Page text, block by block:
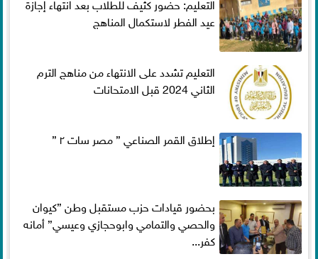
عيد الفطر لاستكمال المناهج
التعليم تشدد على الانتهاء من مناهج الترم
الثاني 2024 قبل الامتحانات
إطلاق القمر الصناعي ” مصر سات ٢ ”
بحضور قيادات حزب مستقبل وطن ”كيوان
والحصي والتمامي وابوحجازي وعيسي” أمانه
كفر...